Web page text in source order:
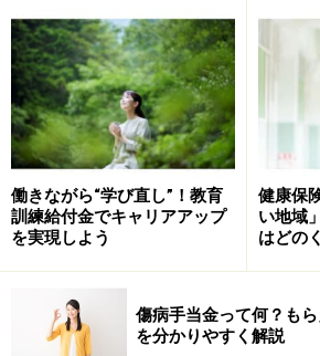
傷病手当金の受け取り目安
傷病手当金は、休業前の給与をもと
あたりの給与の約3分の2」が支給さ
実際には、以下の計算式で求められま
【1日当たりの傷病手当金】
・直近12カ月の平均標準報酬月額
例えば、平均標準報酬月額が20万円
「20万円÷30日×2/3＝約4444円」
働きながら“学び直し”！教育
訓練給付金でキャリアアップ
を実現しよう
健康保
い地域
はどの
傷病手当金って何？も
を分かりやすく解説